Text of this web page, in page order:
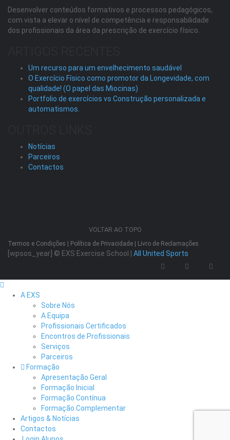
Desenvolver conteúdos formativos e processos pedagógicos,
com vista a elevar o nível de competência e responsabilidade
dos profissionais da área da prescrição de exercício físico.
Um recurso para um envelhecimento saudável
O Exercício Físico como promotor da Longevidade, com
qualidade! (O papel das Miocinas)
Portfolio de exercícios vs Construção personalizada e
automatismos.
Notícias
Parceiros
Contactos
VOLTAR AO TOPO
Termos e Condições Política de Privacidade Livro de Reclamações
[wpsos_year] © EXS Exercise School | All United Sports
A EXS
Sobre Nós
A Equipa
Profissionais Certificados
Encontros de Profissionais
Serviços
Parceiros
Formação
Apresentação Geral
Formação Inicial
Formação Contínua
Formação Complementar
Artigos & Notícias
Contactos